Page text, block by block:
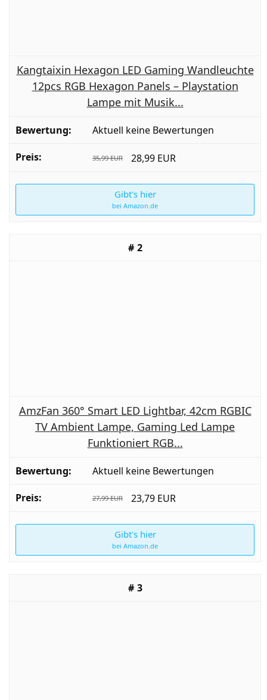
Kangtaixin Hexagon LED Gaming Wandleuchte
12pcs RGB Hexagon Panels – Playstation
Lampe mit Musik...
Aktuell keine Bewertungen
35,99 EUR 28,99 EUR
Gibt's hier
bei Amazon.de
2
AmzFan 360° Smart LED Lightbar, 42cm RGBIC
TV Ambient Lampe, Gaming Led Lampe
Funktioniert RGB...
Aktuell keine Bewertungen
27,99 EUR 23,79 EUR
Gibt's hier
bei Amazon.de
3